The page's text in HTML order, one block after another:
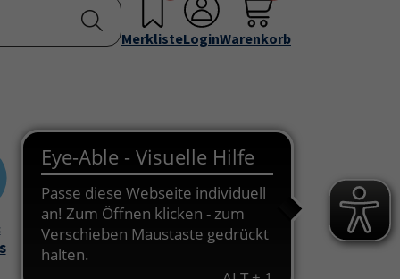
for "Programm"Submenu for "Außenstellen"
Service & Info Submenu for "Service & Info"
Über uns
MerklisteLoginWarenkorb
Onlinekurse